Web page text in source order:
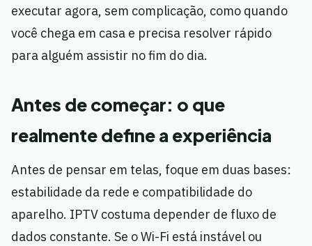
executar agora, sem complicação, como quando
você chega em casa e precisa resolver rápido
para alguém assistir no fim do dia.
Antes de começar: o que
realmente define a experiência
Antes de pensar em telas, foque em duas bases:
estabilidade da rede e compatibilidade do
aparelho. IPTV costuma depender de fluxo de
dados constante. Se o Wi-Fi está instável ou